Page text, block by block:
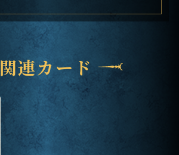
関連カード